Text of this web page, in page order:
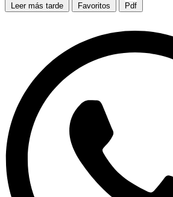
Leer más tarde Favoritos Pdf